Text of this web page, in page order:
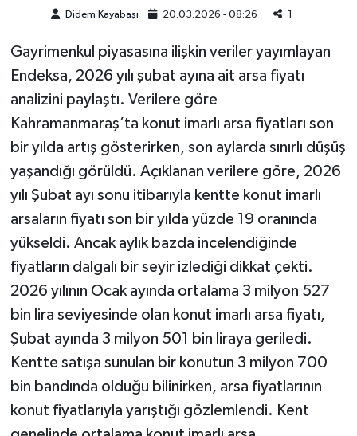
Didem Kayabaşı 20.03.2026 - 08:26 1
Gayrimenkul piyasasına ilişkin veriler yayımlayan
Endeksa, 2026 yılı şubat ayına ait arsa fiyatı
analizini paylaştı. Verilere göre
Kahramanmaraş’ta konut imarlı arsa fiyatları son
bir yılda artış gösterirken, son aylarda sınırlı düşüş
yaşandığı görüldü. Açıklanan verilere göre, 2026
yılı Şubat ayı sonu itibarıyla kentte konut imarlı
arsaların fiyatı son bir yılda yüzde 19 oranında
yükseldi. Ancak aylık bazda incelendiğinde
fiyatların dalgalı bir seyir izlediği dikkat çekti.
2026 yılının Ocak ayında ortalama 3 milyon 527
bin lira seviyesinde olan konut imarlı arsa fiyatı,
Şubat ayında 3 milyon 501 bin liraya geriledi.
Kentte satışa sunulan bir konutun 3 milyon 700
bin bandında olduğu bilinirken, arsa fiyatlarının
konut fiyatlarıyla yarıştığı gözlemlendi. Kent